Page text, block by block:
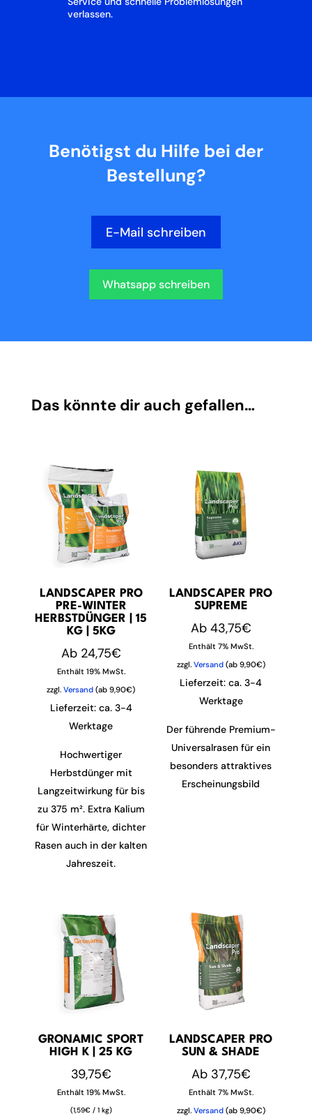
verlassen.
Benötigst du Hilfe bei der
Bestellung?
E-Mail schreiben
Whatsapp schreiben
Das könnte dir auch gefallen…
LANDSCAPER PRO
PRE-WINTER
HERBSTDÜNGER | 15
KG | 5KG
Ab 24,75€
Enthält 19% MwSt.
zzgl.Versand (ab 9,90€)
Lieferzeit: ca. 3-4
Werktage
Hochwertiger
Herbstdünger mit
Langzeitwirkung für bis
zu 375 m². Extra Kalium
für Winterhärte, dichter
Rasen auch in der kalten
Jahreszeit.
LANDSCAPER PRO
SUPREME
Ab 43,75€
Enthält 7% MwSt.
zzgl. Versand(ab 9,90€)
Lieferzeit: ca. 3-4
Werktage
Der führende Premium-
Universalrasen für ein
besonders attraktives
Erscheinungsbild
GRONAMIC SPORT
HIGH K | 25 KG
39,75€
Enthält 19% MwSt.
(1,59€ / 1 kg)
LANDSCAPER PRO
SUN & SHADE
Ab 37,75€
Enthält 7% MwSt.
zzgl. Versand(ab 9,90€)